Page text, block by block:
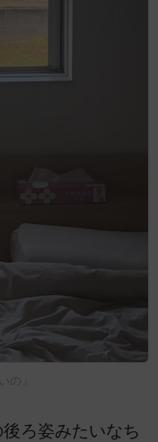
の」
ろ姿みたいなち